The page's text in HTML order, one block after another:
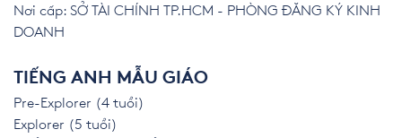
Nơi cấp: SỞ TÀI CHÍNH TP.HCM - PHÒNG ĐĂNG KÝ KINH
DOANH
TIẾNG ANH MẪU GIÁO
Pre-Explorer (4 tuổi)
Explorer (5 tuổi)